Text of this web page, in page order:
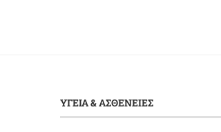
ΥΓΕΙΑ & ΑΣΘΕΝΕΙΕΣ